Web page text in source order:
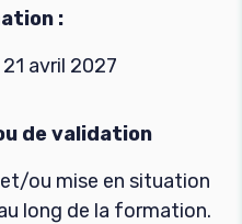
:
avril 2027
de validation
ou mise en situation
long de la formation.